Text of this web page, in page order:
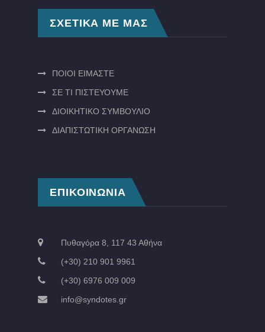
ΣΧΕΤΙΚΑ ΜΕ ΜΑΣ
ΠΟΙΟΙ ΕΙΜΑΣΤΕ
ΣΕ ΤΙ ΠΙΣΤΕΥΟΥΜΕ
ΔΙΟΙΚΗΤΙΚΟ ΣΥΜΒΟΥΛΙΟ
ΔΙΑΠΙΣΤΩΤΙΚΗ ΟΡΓΑΝΩΣΗ
ΕΠΙΚΟΙΝΩΝΙΑ
Πυθαγόρα 8, 117 43 Αθήνα
(+30) 210 901 9961
(+30) 6976 009 009
info@syndotes.gr